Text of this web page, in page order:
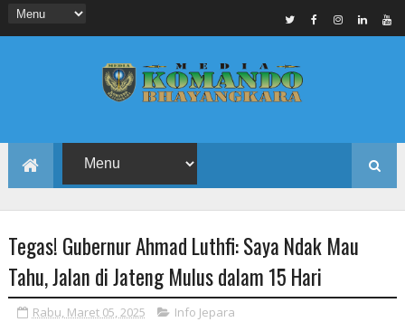
Tegas! Gubernur Ahmad Luthfi: Saya Ndak Mau
Tahu, Jalan di Jateng Mulus dalam 15 Hari
Rabu, Maret 05, 2025 Info Jepara